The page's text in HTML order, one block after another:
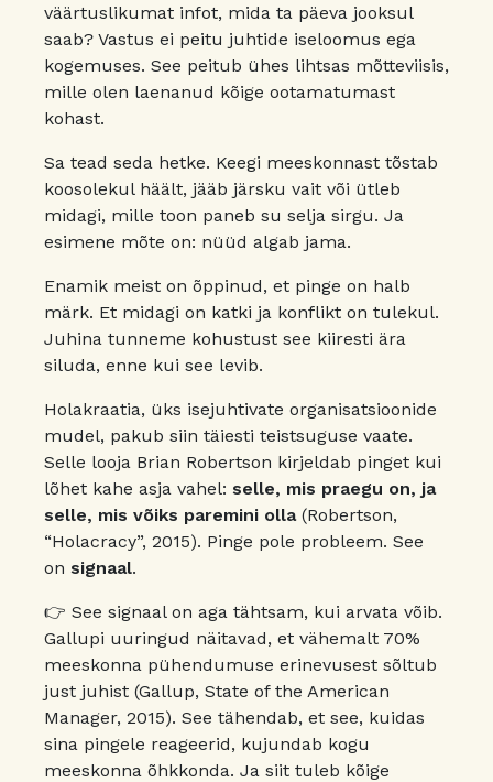
väärtuslikumat infot, mida ta päeva jooksul
saab? Vastus ei peitu juhtide iseloomus ega
kogemuses. See peitub ühes lihtsas mõtteviisis,
mille olen laenanud kõige ootamatumast
kohast.
Sa tead seda hetke. Keegi meeskonnast tõstab
koosolekul häält, jääb järsku vait või ütleb
midagi, mille toon paneb su selja sirgu. Ja
esimene mõte on: nüüd algab jama.
Enamik meist on õppinud, et pinge on halb
märk. Et midagi on katki ja konflikt on tulekul.
Juhina tunneme kohustust see kiiresti ära
siluda, enne kui see levib.
Holakraatia, üks isejuhtivate organisatsioonide
mudel, pakub siin täiesti teistsuguse vaate.
Selle looja Brian Robertson kirjeldab pinget kui
lõhet kahe asja vahel: selle, mis praegu on, ja
selle, mis võiks paremini olla(Robertson,
“Holacracy”, 2015). Pinge pole probleem. See
on signaal.
👉 See signaal on aga tähtsam, kui arvata võib.
Gallupi uuringud näitavad, et vähemalt 70%
meeskonna pühendumuse erinevusest sõltub
just juhist (Gallup, State of the American
Manager, 2015). See tähendab, et see, kuidas
sina pingele reageerid, kujundab kogu
meeskonna õhkkonda. Ja siit tuleb kõige